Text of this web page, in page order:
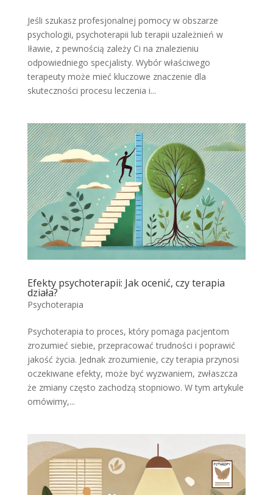
Jeśli szukasz profesjonalnej pomocy w obszarze
psychologii, psychoterapii lub terapii uzależnień w
Iławie, z pewnością zależy Ci na znalezieniu
odpowiedniego specjalisty. Wybór właściwego
terapeuty może mieć kluczowe znaczenie dla
skuteczności procesu leczenia i...
Efekty psychoterapii: Jak ocenić, czy terapia
działa?
Psychoterapia
Psychoterapia to proces, który pomaga pacjentom
zrozumieć siebie, przepracować trudności i poprawić
jakość życia. Jednak zrozumienie, czy terapia przynosi
oczekiwane efekty, może być wyzwaniem, zwłaszcza
że zmiany często zachodzą stopniowo. W tym artykule
omówimy,...